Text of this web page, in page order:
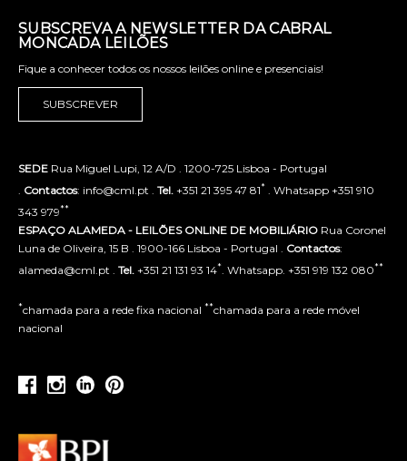
SUBSCREVA A NEWSLETTER DA CABRAL
MONCADA LEILÕES
Fique a conhecer todos os nossos leilões online e presenciais!
SUBSCREVER
SEDE Rua Miguel Lupi, 12 A/D . 1200-725 Lisboa - Portugal
Contactos: info@cml.pt . Tel. +351 21 395 47 81* . Whatsapp +351 910
343 979**
ESPAÇO ALAMEDA - LEILÕES ONLINE DE MOBILIÁRIO Rua Coronel
Luna de Oliveira, 15 B . 1900-166 Lisboa - Portugal . Contactos:
alameda@cml.pt . Tel. +351 21 131 93 14* . Whatsapp. +351 919 132 080**
*chamada para a rede fixa nacional **chamada para a rede móvel
nacional